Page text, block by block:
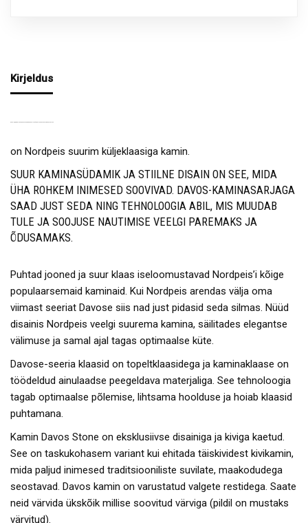
Kirjeldus
on Nordpeis suurim küljeklaasiga kamin.
SUUR KAMINASÜDAMIK JA STIILNE DISAIN ON SEE, MIDA
ÜHA ROHKEM INIMESED SOOVIVAD. DAVOS-KAMINASARJAGA
SAAD JUST SEDA NING TEHNOLOOGIA ABIL, MIS MUUDAB
TULE JA SOOJUSE NAUTIMISE VEELGI PAREMAKS JA
ÕDUSAMAKS.
Puhtad jooned ja suur klaas iseloomustavad Nordpeis’i kõige
populaarsemaid kaminaid. Kui Nordpeis arendas välja oma
viimast seeriat Davose siis nad just pidasid seda silmas. Nüüd
disainis Nordpeis veelgi suurema kamina, säilitades elegantse
välimuse ja samal ajal tagas optimaalse küte.
Davose-seeria klaasid on topeltklaasidega ja kaminaklaase on
töödeldud ainulaadse peegeldava materjaliga. See tehnoloogia
tagab optimaalse põlemise, lihtsama hoolduse ja hoiab klaasid
puhtamana.
Kamin Davos Stone on eksklusiivse disainiga ja kiviga kaetud.
See on taskukohasem variant kui ehitada täiskividest kivikamin,
mida paljud inimesed traditsiooniliste suvilate, maakodudega
seostavad. Davos kamin on varustatud valgete restidega. Saate
neid värvida ükskõik millise soovitud värviga (pildil on mustaks
värvitud).